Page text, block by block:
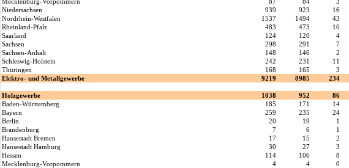
Niedersachsen
939 923 16
Nordrhein-Westfalen
1537 1494 43
Rheinland-Pfalz
483 473 10
Saarland
124 120 4
Sachsen
298 291 7
Sachsen-Anhalt
148 146 2
Schleswig-Holstein
242 231 11
Thüringen
168 165 3
Elektro- und Metallgewerbe
9219 8985 234
Holzgewerbe 1038 952 86
Baden-Württemberg
185 171 14
Bayern
259 235 24
Berlin
20 19 1
Brandenburg
7 6 1
Hansestadt Bremen
17 15 2
Hansestadt Hamburg
30 27 3
Hessen
114 106 8
Mecklenburg-Vorpommern
4 4 0